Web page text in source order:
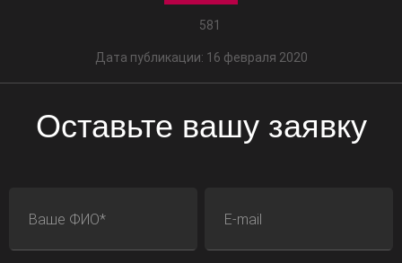
581
Дата публикации: 16 февраля 2020
Оставьте вашу заявку